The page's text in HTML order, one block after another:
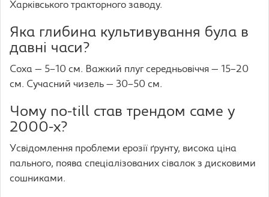
Харківського тракторного заводу.
Яка глибина культивування була в
давні часи?
Соха — 5–10 см. Важкий плуг середньовіччя — 15–20
см. Сучасний чизель — 30–50 см.
Чому no-till став трендом саме у
2000-х?
Усвідомлення проблеми ерозії ґрунту, висока ціна
пального, поява спеціалізованих сівалок з дисковими
сошниками.